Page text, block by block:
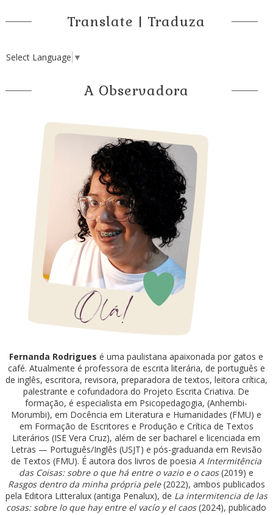
Translate | Traduza
Select Language ▼
A Observadora
Fernanda Rodrigues é uma paulistana apaixonada por gatos e
café. Atualmente é professora de escrita literária, de português e
de inglês, escritora, revisora, preparadora de textos, leitora crítica,
palestrante e cofundadora do Projeto Escrita Criativa. De
formação, é especialista em Psicopedagogia, (Anhembi-
Morumbi), em Docência em Literatura e Humanidades (FMU) e
em Formação de Escritores e Produção e Crítica de Textos
Literários (ISE Vera Cruz), além de ser bacharel e licenciada em
Letras — Português/Inglês (USJT) e pós-graduanda em Revisão
de Textos (FMU). É autora dos livros de poesiaA Intermitência
das Coisas: sobre o que há entre o vazio e o caos(2019) e
Rasgos dentro da minha própria pele(2022), ambos publicados
pela Editora Litteralux (antiga Penalux), de La intermitencia de las
cosas: sobre lo que hay entre el vacío y el caos(2024), publicado